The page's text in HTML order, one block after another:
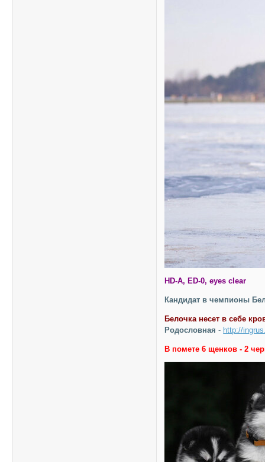
HD-A, ED-0, eyes clear
Кандидат в чемпионы
Белочка несет в себе
Родословная - http://
В помете 6 щенков - 2